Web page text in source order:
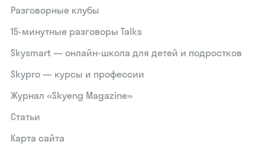
Разговорные клубы
15‑минутные разговоры Talks
Skysmart — онлайн-школа для детей и подростков
Skypro — курсы и профессии
Журнал «Skyeng Magazine»
Статьи
Карта сайта